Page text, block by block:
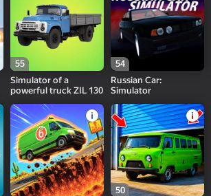
55
Simulator of a
powerful truck ZIL 130
54
Russian Car:
Simulator
50